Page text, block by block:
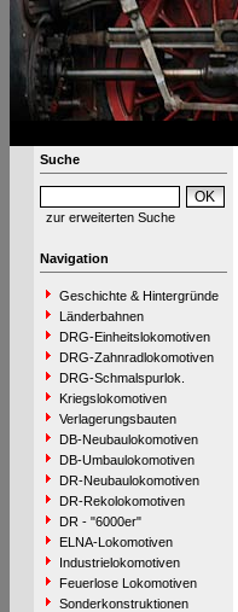
Suche
zur erweiterten Suche
Navigation
Geschichte & Hintergründe
Länderbahnen
DRG-Einheitslokomotiven
DRG-Zahnradlokomotiven
DRG-Schmalspurlok.
Kriegslokomotiven
Verlagerungsbauten
DB-Neubaulokomotiven
DB-Umbaulokomotiven
DR-Neubaulokomotiven
DR-Rekolokomotiven
DR - "6000er"
ELNA-Lokomotiven
Industrielokomotiven
Feuerlose Lokomotiven
Sonderkonstruktionen